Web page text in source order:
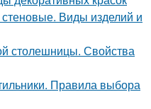
Виды изделий и
столешницы. Свойства
Правила выбора